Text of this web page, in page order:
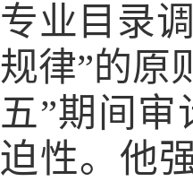
专业目录
规律”的原
五”期间
迫性。他